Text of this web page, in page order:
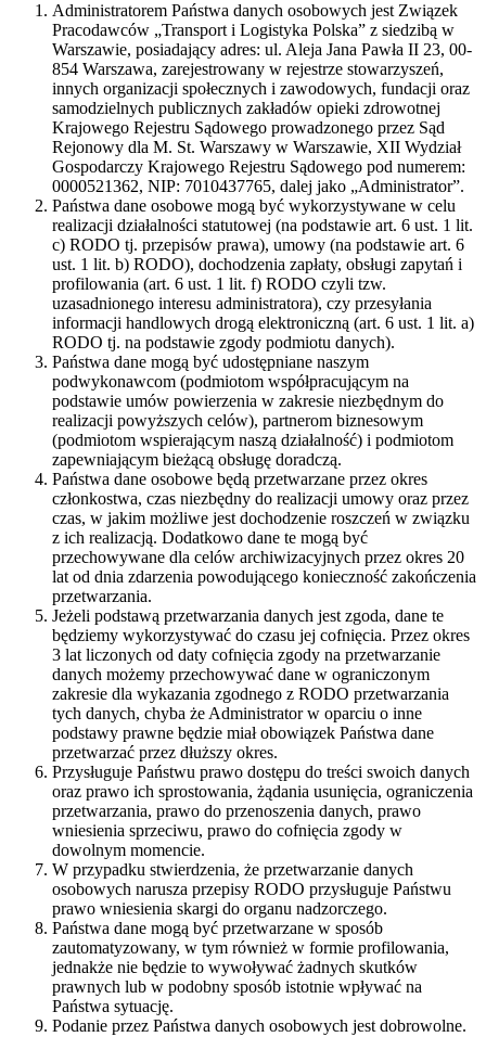
Administratorem Państwa danych osobowych jest Związek
Pracodawców „Transport i Logistyka Polska” z siedzibą w
Warszawie, posiadający adres: ul. Aleja Jana Pawła II 23, 00-
854 Warszawa, zarejestrowany w rejestrze stowarzyszeń,
innych organizacji społecznych i zawodowych, fundacji oraz
samodzielnych publicznych zakładów opieki zdrowotnej
Krajowego Rejestru Sądowego prowadzonego przez Sąd
Rejonowy dla M. St. Warszawy w Warszawie, XII Wydział
Gospodarczy Krajowego Rejestru Sądowego pod numerem:
0000521362, NIP: 7010437765, dalej jako „Administrator”.
Państwa dane osobowe mogą być wykorzystywane w celu
realizacji działalności statutowej (na podstawie art. 6 ust. 1 lit.
c) RODO tj. przepisów prawa), umowy (na podstawie art. 6
ust. 1 lit. b) RODO), dochodzenia zapłaty, obsługi zapytań i
profilowania (art. 6 ust. 1 lit. f) RODO czyli tzw.
uzasadnionego interesu administratora), czy przesyłania
informacji handlowych drogą elektroniczną (art. 6 ust. 1 lit. a)
RODO tj. na podstawie zgody podmiotu danych).
Państwa dane mogą być udostępniane naszym
podwykonawcom (podmiotom współpracującym na
podstawie umów powierzenia w zakresie niezbędnym do
realizacji powyższych celów), partnerom biznesowym
(podmiotom wspierającym naszą działalność) i podmiotom
zapewniającym bieżącą obsługę doradczą.
Państwa dane osobowe będą przetwarzane przez okres
członkostwa, czas niezbędny do realizacji umowy oraz przez
czas, w jakim możliwe jest dochodzenie roszczeń w związku
z ich realizacją. Dodatkowo dane te mogą być
przechowywane dla celów archiwizacyjnych przez okres 20
lat od dnia zdarzenia powodującego konieczność zakończenia
przetwarzania.
Jeżeli podstawą przetwarzania danych jest zgoda, dane te
będziemy wykorzystywać do czasu jej cofnięcia. Przez okres
3 lat liczonych od daty cofnięcia zgody na przetwarzanie
danych możemy przechowywać dane w ograniczonym
zakresie dla wykazania zgodnego z RODO przetwarzania
tych danych, chyba że Administrator w oparciu o inne
podstawy prawne będzie miał obowiązek Państwa dane
przetwarzać przez dłuższy okres.
Przysługuje Państwu prawo dostępu do treści swoich danych
oraz prawo ich sprostowania, żądania usunięcia, ograniczenia
przetwarzania, prawo do przenoszenia danych, prawo
wniesienia sprzeciwu, prawo do cofnięcia zgody w
dowolnym momencie.
W przypadku stwierdzenia, że przetwarzanie danych
osobowych narusza przepisy RODO przysługuje Państwu
prawo wniesienia skargi do organu nadzorczego.
Państwa dane mogą być przetwarzane w sposób
zautomatyzowany, w tym również w formie profilowania,
jednakże nie będzie to wywoływać żadnych skutków
prawnych lub w podobny sposób istotnie wpływać na
Państwa sytuację.
Podanie przez Państwa danych osobowych jest dobrowolne.